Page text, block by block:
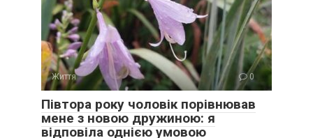
Життя 0
Півтора року чоловік порівнював
мене з новою дружиною: я
відповіла однією умовою